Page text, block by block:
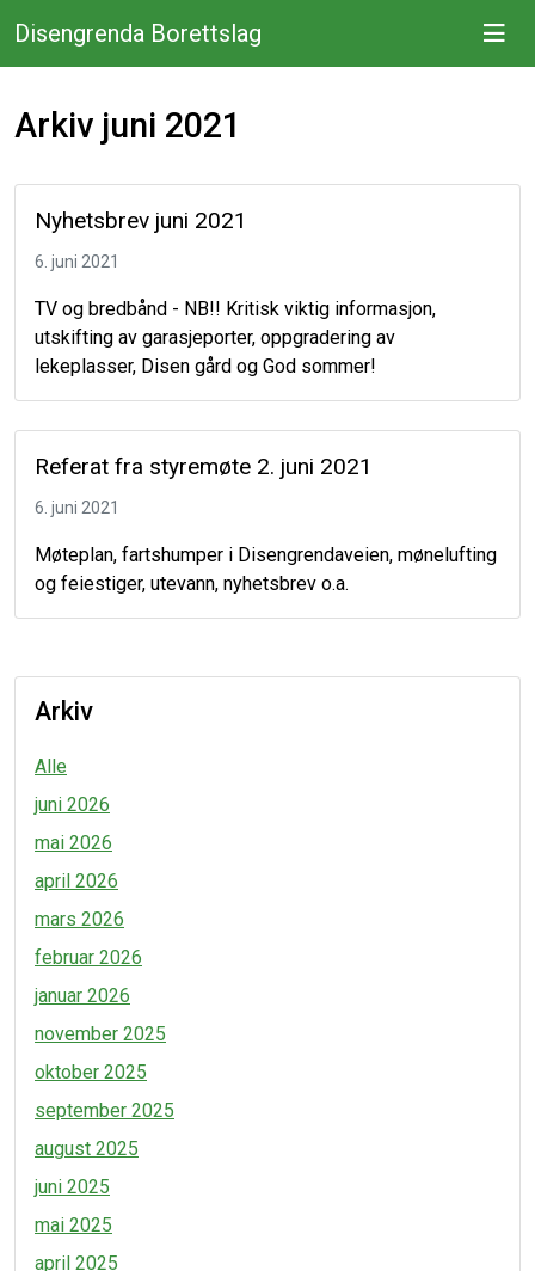
Disengrenda Borettslag
Arkiv juni 2021
Nyhetsbrev juni 2021
6. juni 2021
TV og bredbånd - NB!! Kritisk viktig informasjon,
utskifting av garasjeporter, oppgradering av
lekeplasser, Disen gård og God sommer!
Referat fra styremøte 2. juni 2021
6. juni 2021
Møteplan, fartshumper i Disengrendaveien, mønelufting
og feiestiger, utevann, nyhetsbrev o.a.
Arkiv
Alle
juni 2026
mai 2026
april 2026
mars 2026
februar 2026
januar 2026
november 2025
oktober 2025
september 2025
august 2025
juni 2025
mai 2025
april 2025